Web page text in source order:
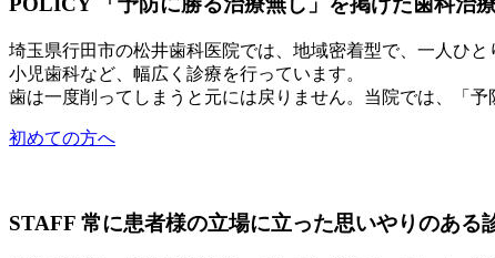
埼玉県行田市の松井歯科医院では、地域密着型で、一人ひ
小児歯科など、幅広く診療を行っています。
歯は一度削ってしまうと元には戻りません。当院では、「
初めての方へ
STAFF 常に患者様の立場に立った思いやりのある